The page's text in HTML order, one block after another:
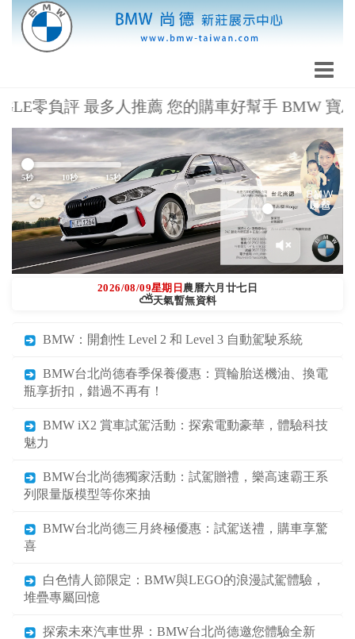
零負評 最多人推薦 您的購車好幫手 BMW 寶
5秒 10秒 15秒
Previous Next
2026/08/09星期日農曆六月廿七日
⛅天氣暫無資料
BMW：開創性 Level 2 和 Level 3 自動駕駛系統
BMW台北尚德春季保養優惠：買輪胎送機油、換電
瓶享折扣，錯過不再有！
BMW iX2 賞車試駕活動：探索電動豪華，體驗科技
魅力
BMW台北尚德獨家活動：試駕贈禮，樂高速霸王系
列限量版模型等你來抽
BMW台北尚德三月終極優惠：試駕送禮，購車享驚
喜
白色情人節限定：BMW與LEGO的浪漫試駕體驗，
堆疊專屬回憶
探索未來汽車世界：BMW台北尚德邀您體驗全新